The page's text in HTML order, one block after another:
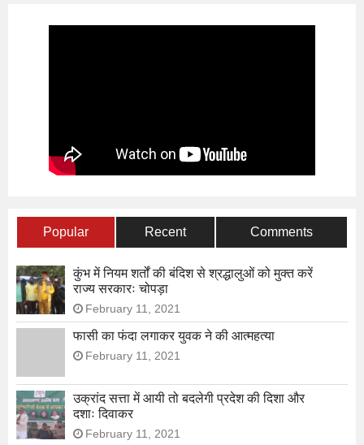
Popular Recent Comments
कुंभ में नियम शर्तों की बंदिश से श्रद्धालुओं को मुक्त करें
राज्य सरकारः चोपड़ा
February 11, 2021
फासी का फंदा लगाकर युवक ने की आत्महत्या
February 11, 2021
उक्रांद सत्ता में आयी तो बदलेगी प्रदेश की दिशा और
दशाः दिवाकर
February 11, 2021